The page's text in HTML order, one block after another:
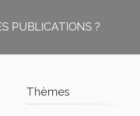
PUBLICATIONS ?
Thèmes